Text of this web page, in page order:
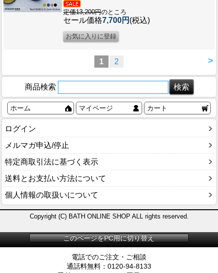
定価13,200円のところ
セール価格7,700円 (税込)
>
1 2
商品検索
ホーム マイページ カート
ログイン
メルマガ申込/停止
特定商取引法に基づく表示
送料とお支払い方法について
個人情報の取扱いについて
Copyright (C) BATH ONLINE SHOP ALL rights reserved.
電話でのご注文・ご相談
通話料無料：0120-94-8133
このページをPC用に切り替え